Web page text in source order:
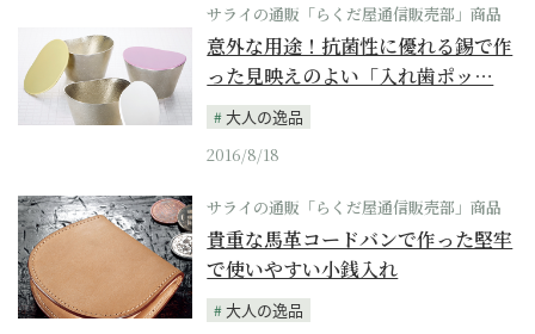
サライの通販「らくだ屋通信販売部」商品
意外な用途！抗菌性に優れる錫で作
った見映えのよい「入れ歯ポッ…
大人の逸品
2016/8/18
サライの通販「らくだ屋通信販売部」商品
貴重な馬革コードバンで作った堅牢
で使いやすい小銭入れ
大人の逸品